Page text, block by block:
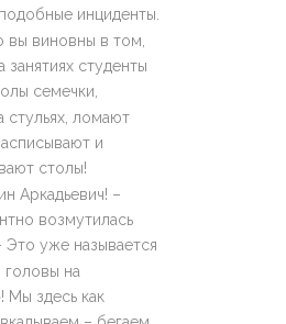
инциденты.
вы виновны в том,
занятиях студенты
семечки,
стульях, ломают
и
столы!
Аркадьевич! –
возмутилась
Это уже называется
головы на
Мы здесь как